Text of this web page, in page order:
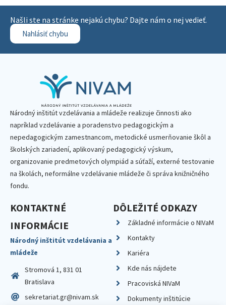
Našli ste na stránke nejakú chybu? Dajte nám o nej vedieť.
Nahlásiť chybu
Národný inštitút vzdelávania a mládeže realizuje činnosti ako
napríklad vzdelávanie a poradenstvo pedagogickým a
nepedagogickým zamestnancom, metodické usmerňovanie škôl a
školských zariadení, aplikovaný pedagogický výskum,
organizovanie predmetových olympiád a súťaží, externé testovanie
na školách, neformálne vzdelávanie mládeže či správa knižničného
fondu.
KONTAKTNÉ
INFORMÁCIE
Národný inštitút vzdelávania a
mládeže
Stromová 1, 831 01
Bratislava
sekretariat.gr@nivam.sk
DÔLEŽITÉ ODKAZY
Základné informácie o NIVaM
Kontakty
Kariéra
Kde nás nájdete
Pracoviská NIVaM
Dokumenty inštitúcie